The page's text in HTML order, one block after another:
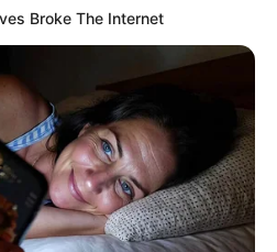
Broke The Internet